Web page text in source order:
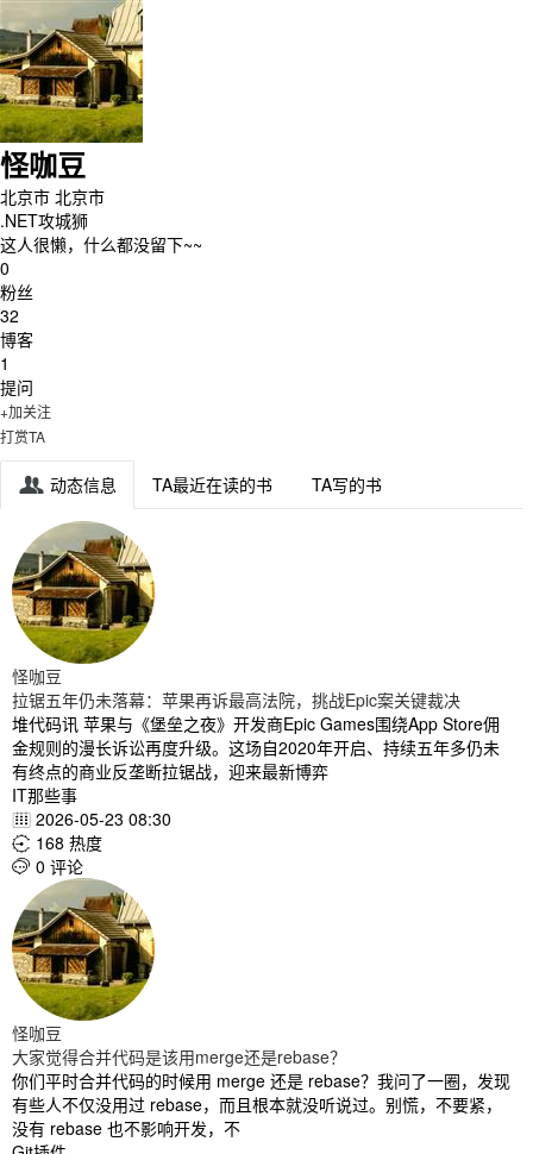
怪咖豆
北京市 北京市
.NET攻城狮
这人很懒，什么都没留下~~
0
粉丝
32
博客
1
提问
+加关注
打赏TA
 动态信息 TA最近在读的书 TA写的书
怪咖豆
拉锯五年仍未落幕：苹果再诉最高法院，挑战Epic案关键裁决
堆代码讯 苹果与《堡垒之夜》开发商Epic Games围绕App Store佣
金规则的漫长诉讼再度升级。这场自2020年开启、持续五年多仍未
有终点的商业反垄断拉锯战，迎来最新博弈
IT那些事
 2026-05-23 08:30
 168 热度
 0 评论
怪咖豆
大家觉得合并代码是该用merge还是rebase？
你们平时合并代码的时候用 merge 还是 rebase？我问了一圈，发现
有些人不仅没用过 rebase，而且根本就没听说过。别慌，不要紧，
没有 rebase 也不影响开发，不